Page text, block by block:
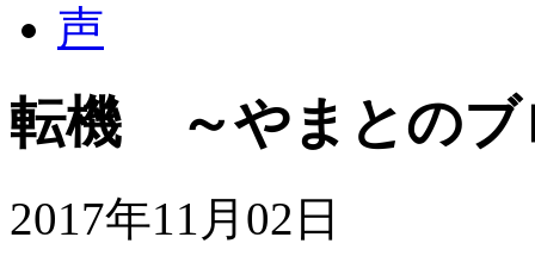
転機 ～やまとのブ
2017年11月02日